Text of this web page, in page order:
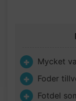
Mycket
Foder
Fotdel